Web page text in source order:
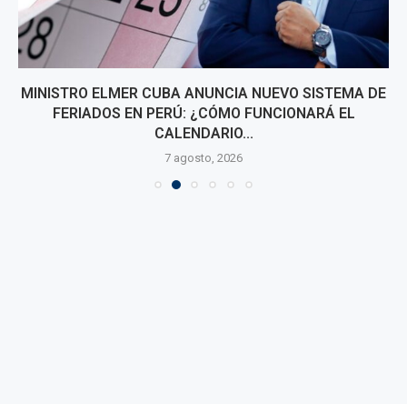
MINISTRO ELMER CUBA ANUNCIA NUEVO SISTEMA DE
FERIADOS EN PERÚ: ¿CÓMO FUNCIONARÁ EL
CALENDARIO...
7 agosto, 2026